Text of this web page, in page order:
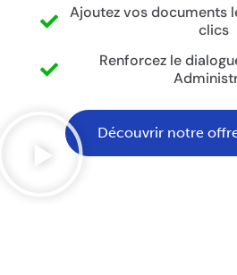
Ajoutez vos documents
clics
Renforcez le
Découvrir notre